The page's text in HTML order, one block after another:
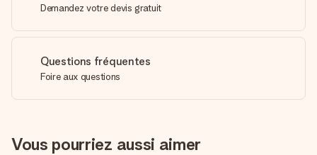
Demandez votre devis gratuit
Questions fréquentes
Foire aux questions
Vous pourriez aussi aimer